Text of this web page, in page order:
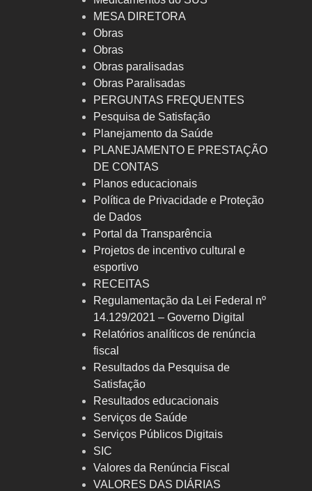
MESA DIRETORA
Obras
Obras
Obras paralisadas
Obras Paralisadas
PERGUNTAS FREQUENTES
Pesquisa de Satisfação
Planejamento da Saúde
PLANEJAMENTO E PRESTAÇÃO
DE CONTAS
Planos educacionais
Política de Privacidade e Proteção
de Dados
Portal da Transparência
Projetos de incentivo cultural e
esportivo
RECEITAS
Regulamentação da Lei Federal nº
14.129/2021 – Governo Digital
Relatórios analíticos de renúncia
fiscal
Resultados da Pesquisa de
Satisfação
Resultados educacionais
Serviços de Saúde
Serviços Públicos Digitais
SIC
Valores da Renúncia Fiscal
VALORES DAS DIÁRIAS